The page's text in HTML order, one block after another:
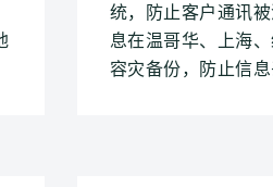
统，防止客户通讯
息在温哥华、上海
容灾备份，防止信息